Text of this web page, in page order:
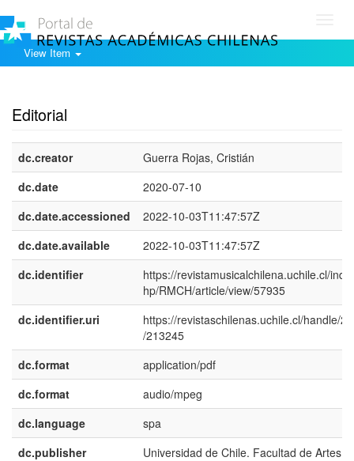
View Item
Editorial
dc.creator
Guerra Rojas, Cristián
dc.date
2020-07-10
dc.date.accessioned
2022-10-03T11:47:57Z
dc.date.available
2022-10-03T11:47:57Z
dc.identifier
https://revistamusicalchilena.uchile.cl/
hp/RMCH/article/view/57935
dc.identifier.uri
https://revistaschilenas.uchile.cl/handle/
/213245
dc.format
application/pdf
dc.format
audio/mpeg
dc.language
spa
dc.publisher
Universidad de Chile. Facultad de Artes